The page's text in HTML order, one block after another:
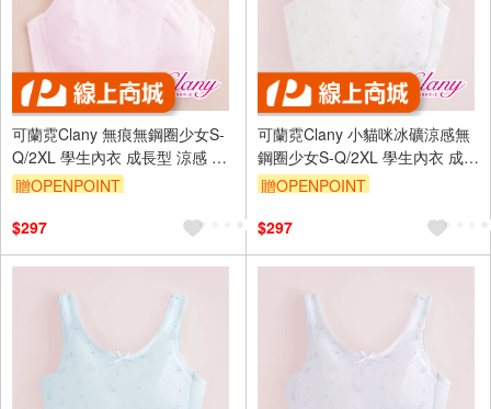
可蘭霓Clany 無痕無鋼圈少女S-
Q/2XL 學生內衣 成長型 涼感 背
心 6988-31 粉 胸衣 學生 背心
贈OPENPOINT
$297
可蘭霓Clany 小貓咪冰礦涼感無
鋼圈少女S-Q/2XL 學生內衣 成長
型內衣 8038-22 白色 胸衣 背心
贈OPENPOINT
$297